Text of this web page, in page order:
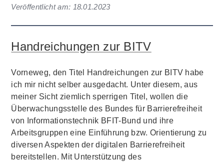
Veröffentlicht am: 18.01.2023
Handreichungen zur BITV
Vorneweg, den Titel Handreichungen zur BITV habe
ich mir nicht selber ausgedacht. Unter diesem, aus
meiner Sicht ziemlich sperrigen Titel, wollen die
Überwachungsstelle des Bundes für Barrierefreiheit
von Informationstechnik BFIT-Bund und ihre
Arbeitsgruppen eine Einführung bzw. Orientierung zu
diversen Aspekten der digitalen Barrierefreiheit
bereitstellen. Mit Unterstützung des